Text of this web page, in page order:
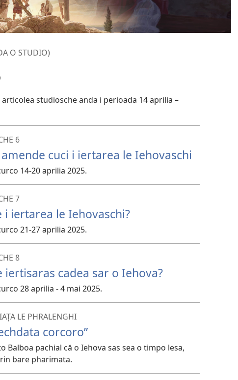
O STUDIO)
studiosche anda i perioada 14 aprilia –
6
cuci i iertarea le Iehovaschi
14-20 aprilia 2025.
7
i iertarea le Iehovaschi?
21-27 aprilia 2025.
8
iertisaras cadea sar o Iehova?
28 aprilia - 4 mai 2025.
LE PHRALENGHI
corcoro”
Balboa pachial că o Iehova sas sea o timpo lesa,
bare pharimata.